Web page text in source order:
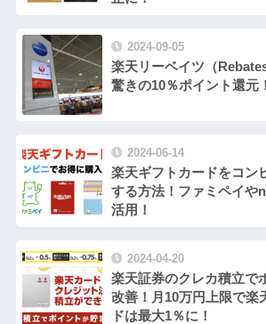
2024-09-05
楽天リーベイツ（
驚きの10％ポイント還元！
2024-06-14
楽天ギフトカードをコン
する方法！ファミペイや
活用！
2024-04-20
楽天証券のクレカ積立で
改善！月10万円上限で楽
ドは最大1％に！